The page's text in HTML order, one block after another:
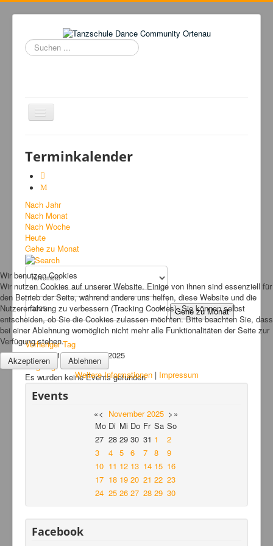
Suchen
...
Navigation
an/aus
Tanzschule
Kursangebot
Events
Fuegolatino
Bilder
News
Links
FAQ
Hansefit
Kontakt
Terminkalender
Nach Jahr
Nach Monat
Nach Woche
Heute
Gehe zu Monat
Gehe zu Monat
Vorheriger Tag
Montag, 10. November 2025
Folgetag
Es wurden keine Events gefunden
Events
«< November 2025 > »
Mo Di Mi Do Fr Sa So
27 28 29 30 31 1
2
3
4 5 6 7 8
9
10 11 12 13 14 15 16
17 18 19 20 21 22 23
24 25 26 27 28 29 30
Facebook
Wir benutzen Cookies
Wir nutzen Cookies auf unserer Website. Einige von ihnen sind essenziell für
den Betrieb der Seite, während andere uns helfen, diese Website und die
Nutzererfahrung zu verbessern (Tracking Cookies). Sie können selbst
entscheiden, ob Sie die Cookies zulassen möchten. Bitte beachten Sie, dass
bei einer Ablehnung womöglich nicht mehr alle Funktionalitäten der Seite zur
Verfügung stehen.
Akzeptieren
Ablehnen
Weitere Informationen| Impressum